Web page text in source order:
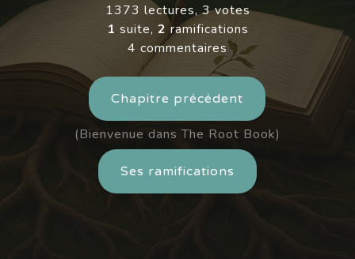
1373 lectures, 3 votes
1 suite, 2 ramifications
4 commentaires
Chapitre précédent
(Bienvenue dans The Root Book)
Ses ramifications